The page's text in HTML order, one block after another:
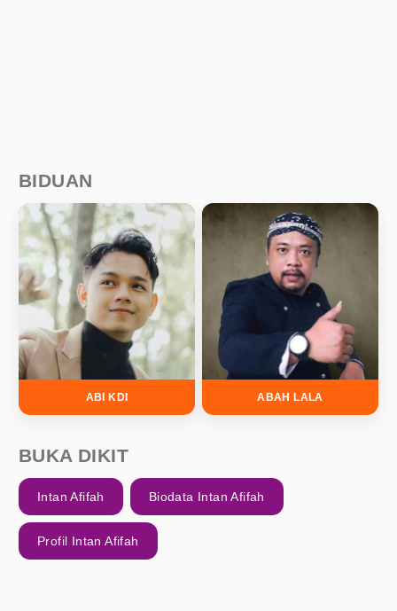
BIDUAN
ABI KDI ABAH LALA
BUKA DIKIT
Intan Afifah Biodata Intan Afifah
Profil Intan Afifah